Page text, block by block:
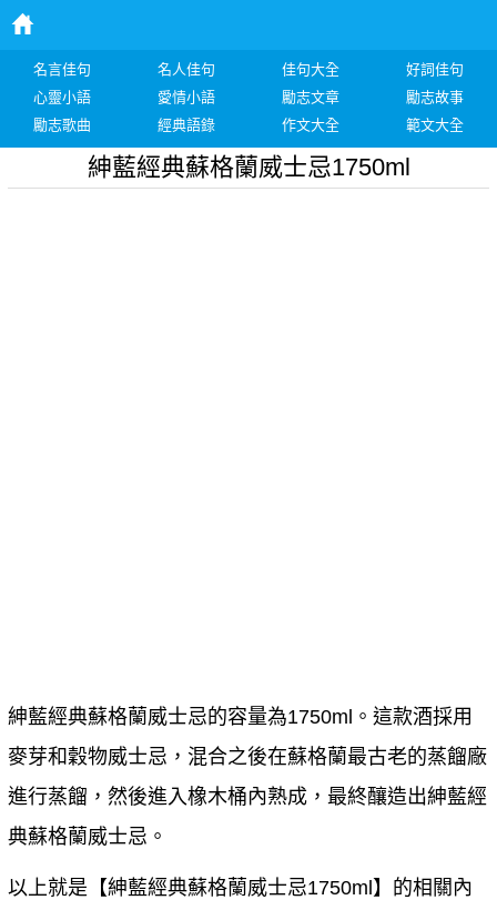
名言佳句 名人佳句 佳句大全
好詞佳句
心靈小語
愛情小語 勵志文章
勵志故事
勵志歌曲
經典語錄 作文大全 範文大全
紳藍經典蘇格蘭威士忌1750ml
紳藍經典蘇格蘭威士忌的容量為1750ml 。這款酒採用
麥芽和穀物威士忌，混合之後在蘇格蘭最古老的蒸餾廠
進行蒸餾，然後進入橡木桶內熟成，最終釀造出紳藍經
典蘇格蘭威士忌。
以上就是【紳藍經典蘇格蘭威士忌1750ml 】的相關內